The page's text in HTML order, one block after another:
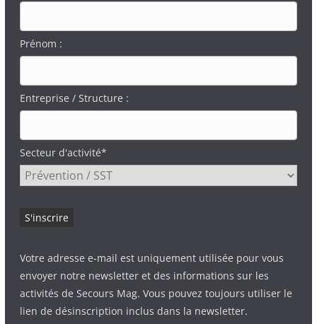
Prénom :
Entreprise / Structure :
Secteur d'activité*
Votre adresse e-mail est uniquement utilisée pour vous
envoyer notre newsletter et des informations sur les
activités de Secours Mag. Vous pouvez toujours utiliser le
lien de désinscription inclus dans la newsletter.